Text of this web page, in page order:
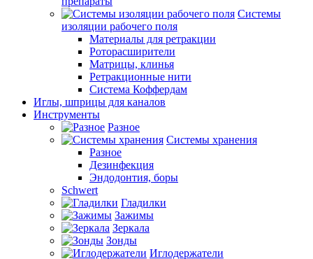
Системы
изоляции рабочего поля
Материалы для ретракции
Роторасширители
Матрицы, клинья
Ретракционные нити
Система Коффердам
Иглы, шприцы для каналов
Инструменты
Разное
Системы хранения
Разное
Дезинфекция
Эндодонтия, боры
Schwert
Гладилки
Зажимы
Зеркала
Зонды
Иглодержатели